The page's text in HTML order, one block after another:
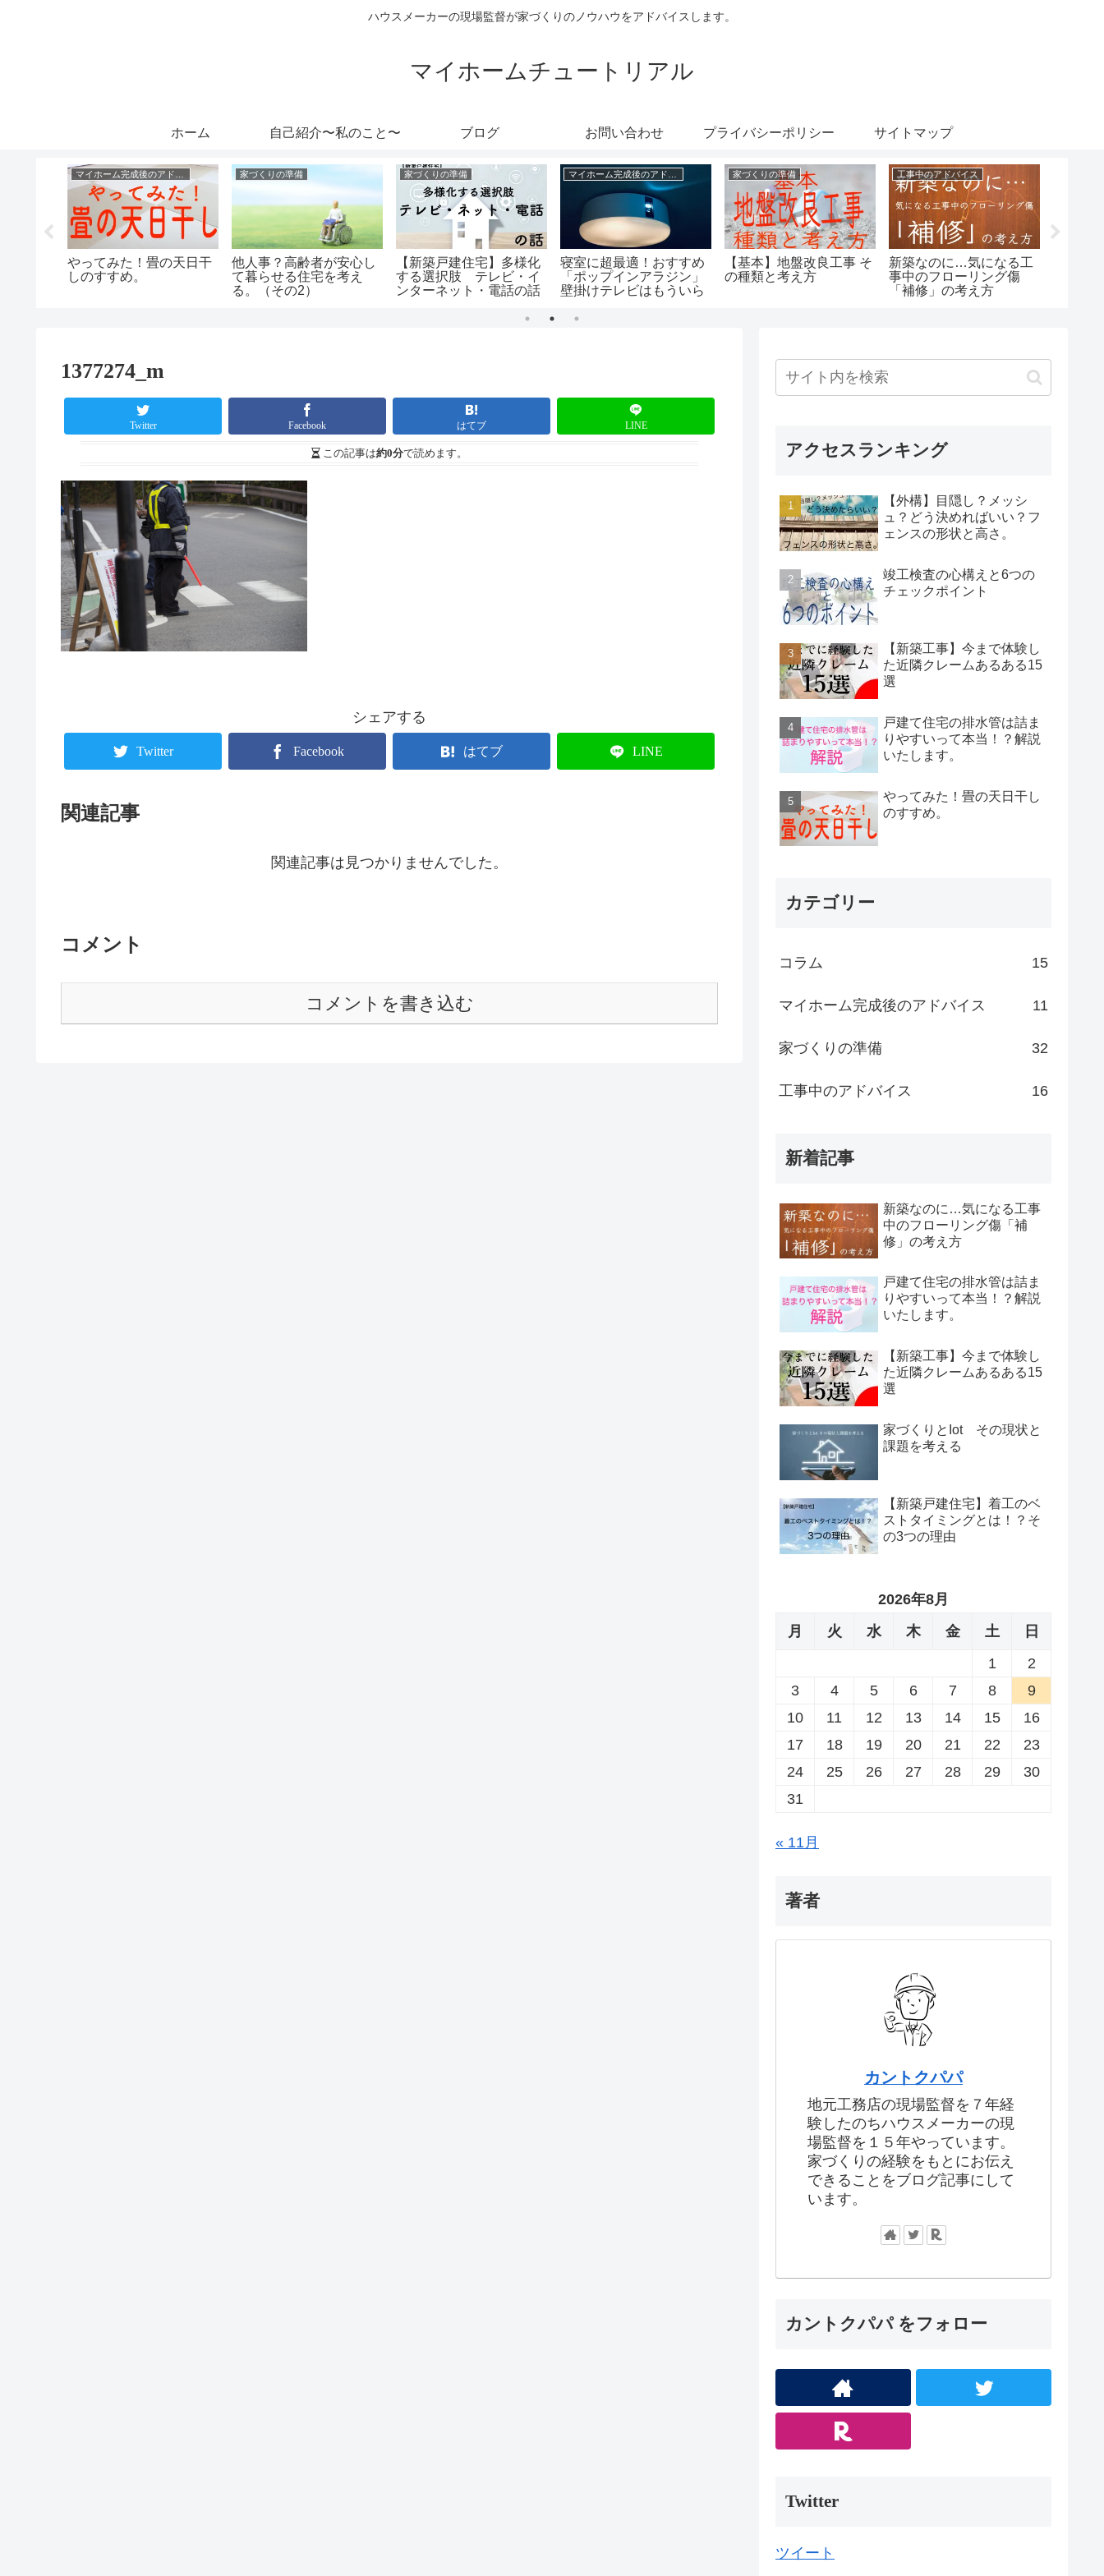
ハウスメーカーの現場監督が家づくりのノウハウをアドバイスします。
マイホームチュートリアル
ホーム 自己紹介〜私のこと〜 ブログ お問い合わせ プライバシーポリシー サイトマップ
やってみた！畳の天日干
しのすすめ。
家づくりの準備
他人事？高齢者が安心し
て暮らせる住宅を考え
る。（その2）
家づくりの準備
【新築戸建住宅】多様化
する選択肢 テレビ・イ
ンターネット・電話の話
寝室に超最適！おすすめ
「ポップインアラジン」
壁掛けテレビはもういら
家づくりの準備
【基本】地盤改良工事 そ
の種類と考え方
工事中のアドバイス
新築なのに…気になる工
事中のフローリング傷
「補修」の考え方
1377274_m
Twitter Facebook はてブ LINE
この記事は約0分で読めます。
シェアする
Twitter Facebook はてブ LINE
関連記事
関連記事は見つかりませんでした。
コメント
コメントを書き込む
アクセスランキング
【外構】目隠し？メッシ
ュ？どう決めればいい？フ
ェンスの形状と高さ。
竣工検査の心構えと6つの
チェックポイント
【新築工事】今まで体験し
た近隣クレームあるある15
選
戸建て住宅の排水管は詰ま
りやすいって本当！？解説
いたします。
やってみた！畳の天日干し
のすすめ。
カテゴリー
コラム 15
マイホーム完成後のアドバイス 11
家づくりの準備 32
工事中のアドバイス 16
新着記事
新築なのに…気になる工事
中のフローリング傷「補
修」の考え方
戸建て住宅の排水管は詰ま
りやすいって本当！？解説
いたします。
【新築工事】今まで体験し
た近隣クレームあるある15
選
家づくりとIot その現状と
課題を考える
【新築戸建住宅】着工のベ
ストタイミングとは！？そ
の3つの理由
2026年8月
月
火 水 木 金 土
日
1
2
3
4 5 6 7 8
9
10
11 12 13 14 15
16
17
18 19 20 21 22
23
24
25 26 27 28 29
30
31
« 11月
著者
カントクパパ
地元工務店の現場監督を７年経
験したのちハウスメーカーの現
場監督を１５年やっています。
家づくりの経験をもとにお伝え
できることをブログ記事にして
います。
カントクパパ をフォロー
Twitter
ツイート